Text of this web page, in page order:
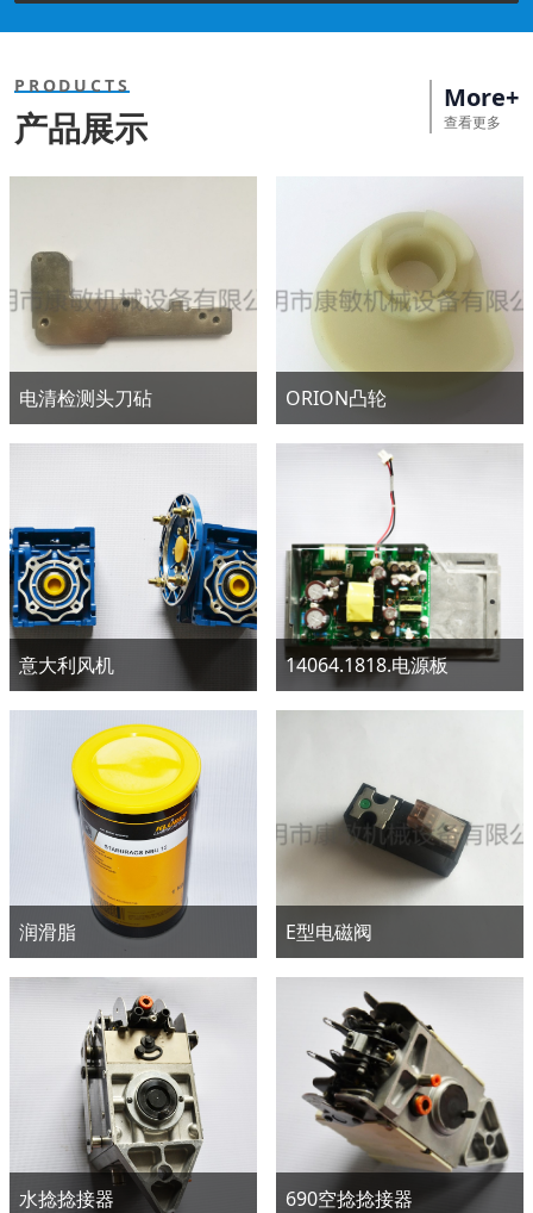
PRODUCTS
产品展示
More+
查看更多
电清检测头刀砧 ORION凸轮
意大利风机 14064.1818.电源板
润滑脂 E型电磁阀
水捻捻接器 690空捻捻接器